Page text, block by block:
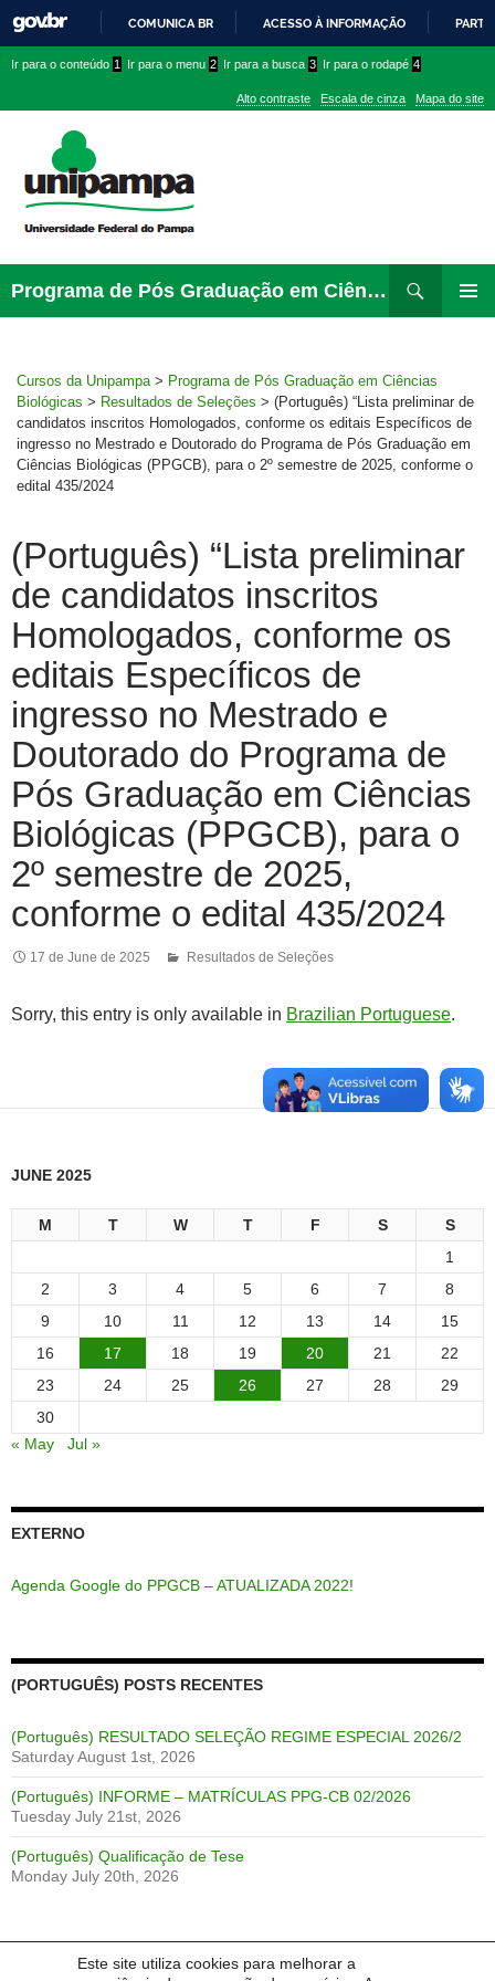
Este site utiliza cookies para melhorar a
PARA
CONTEÚDO
COMUNICA BR ACESSO À INFORMAÇÃO
conteúdo
menu
superior
menu
Ir para o conteúdo 1 Ir para o menu 2 Ir para a busca 3 Ir para o rodapé 4
Alto contraste Escala de cinza Mapa do site
Programa de Pós Graduação em Ciências Biológicas
para
Cursos da Unipampa > Programa de Pós Graduação em Ciências
Biológicas > Resultados de Seleções > (Português) “Lista preliminar de
candidatos inscritos Homologados, conforme os editais Específicos de
ingresso no Mestrado e Doutorado do Programa de Pós Graduação em
Ciências Biológicas (PPGCB), para o 2º semestre de 2025, conforme o
edital 435/2024
(Português) “Lista preliminar
de candidatos inscritos
Homologados, conforme os
editais Específicos de
ingresso no Mestrado e
Doutorado do Programa de
Pós Graduação em Ciências
Biológicas (PPGCB), para o
2º semestre de 2025,
conforme o edital 435/2024
17 de June de 2025 Resultados de Seleções
Sorry, this entry is only available in Brazilian Portuguese.
JUNE 2025
M T W T F S
S
1
2
3 4 5 6 7
8
9
10 11 12 13 14
15
16
17 18 19 20 21
22
23
24 25 26 27 28
29
30
« May
Jul »
EXTERNO
Agenda Google do PPGCB – ATUALIZADA 2022!
(PORTUGUÊS) POSTS RECENTES
(Português) RESULTADO SELEÇÃO REGIME ESPECIAL 2026/2
Saturday August 1st, 2026
(Português) INFORME – MATRÍCULAS PPG-CB 02/2026
Tuesday July 21st, 2026
(Português) Qualificação de Tese
Monday July 20th, 2026
LANGUAGE: